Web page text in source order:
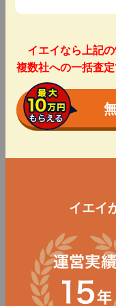
イエイなら上記
複数社への一括査
イエイ